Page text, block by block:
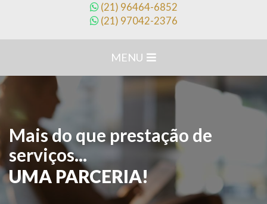
(21) 96464-6852
(21) 97042-2376
MENU
Mais do que prestação de
serviços...
UMA PARCERIA!